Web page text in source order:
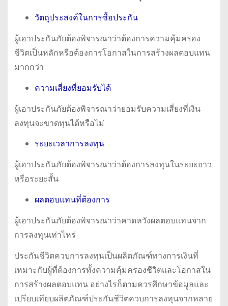
วัตถุประสงค์ในการซื้อประกัน
ผู้เอาประกันภัยต้องพิจารณาว่าต้องการความคุ้มครอง
ชีวิตเป็นหลักหรือต้องการโอกาสในการสร้างผลตอบแทน
มากกว่า
ความเสี่ยงที่ยอมรับได้
ผู้เอาประกันภัยต้องพิจารณาว่ายอมรับความเสี่ยงที่เงิน
ลงทุนจะขาดทุนได้หรือไม่
ระยะเวลาการลงทุน
ผู้เอาประกันภัยต้องพิจารณาว่าต้องการลงทุนในระยะยาว
หรือระยะสั้น
ผลตอบแทนที่ต้องการ
ผู้เอาประกันภัยต้องพิจารณาว่าคาดหวังผลตอบแทนจาก
การลงทุนเท่าไหร่
ประกันชีวิตควบการลงทุนเป็นผลิตภัณฑ์ทางการเงินที่
เหมาะกับผู้ที่ต้องการทั้งความคุ้มครองชีวิตและโอกาสใน
การสร้างผลตอบแทน อย่างไรก็ตามควรศึกษาข้อมูลและ
เปรียบเทียบผลิตภัณฑ์ประกันชีวิตควบการลงทุนจากหลาย